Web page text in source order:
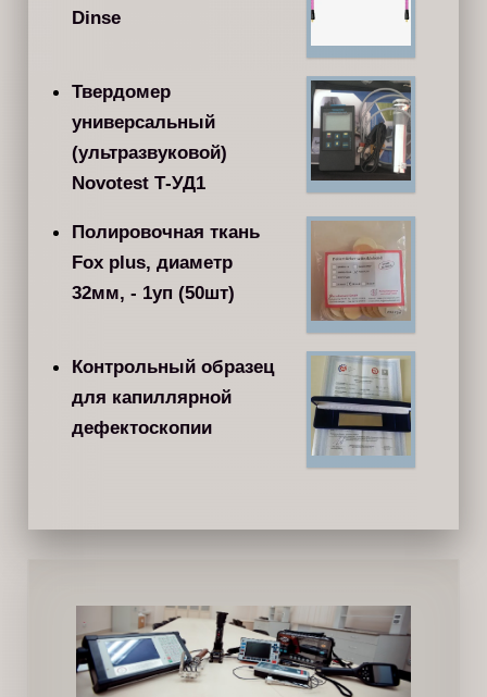
Dinse
Твердомер
универсальный
(ультразвуковой)
Novotest Т-УД1
Полировочная ткань
Fox plus, диаметр
32мм, - 1уп (50шт)
Контрольный образец
для капиллярной
дефектоскопии